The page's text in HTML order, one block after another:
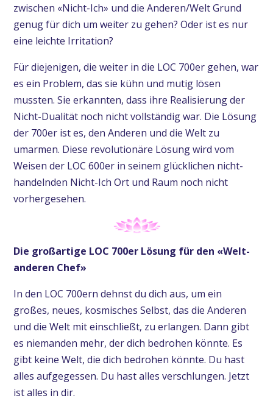
zwischen «Nicht-Ich» und die Anderen/Welt Grund
genug für dich um weiter zu gehen? Oder ist es nur
eine leichte Irritation?
Für diejenigen, die weiter in die LOC 700er gehen, war
es ein Problem, das sie kühn und mutig lösen
mussten. Sie erkannten, dass ihre Realisierung der
Nicht-Dualität noch nicht vollständig war. Die Lösung
der 700er ist es, den Anderen und die Welt zu
umarmen. Diese revolutionäre Lösung wird vom
Weisen der LOC 600er in seinem glücklichen nicht-
handelnden Nicht-Ich Ort und Raum noch nicht
vorhergesehen.
Die großartige LOC 700er Lösung für den «Welt-
anderen Chef»
In den LOC 700ern dehnst du dich aus, um ein
großes, neues, kosmisches Selbst, das die Anderen
und die Welt mit einschließt, zu erlangen. Dann gibt
es niemanden mehr, der dich bedrohen könnte. Es
gibt keine Welt, die dich bedrohen könnte. Du hast
alles aufgegessen. Du hast alles verschlungen. Jetzt
ist alles in dir.